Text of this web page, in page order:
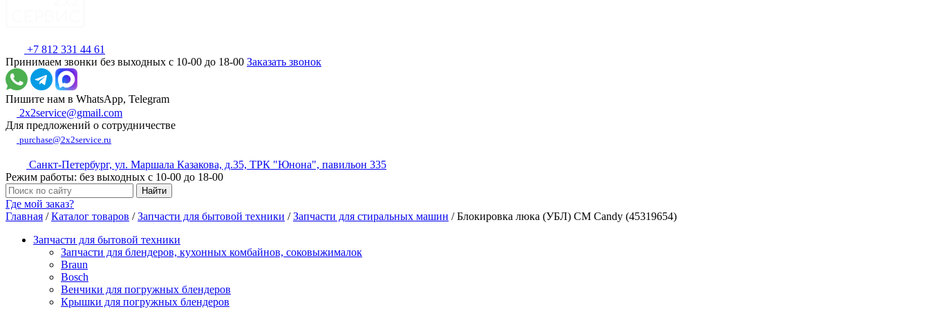
+7 812 331 44 61
Принимаем звонки без выходных с 10-00 до 18-00 Заказать звонок
Пишите нам в WhatsApp, Telegram
2x2service@gmail.com
Для предложений о сотрудничестве
purchase@2x2service.ru
Санкт-Петербург, ул. Маршала Казакова, д.35, ТРК "Юнона", павильон 335
Режим работы: без выходных с 10-00 до 18-00
Где мой заказ?
Главная /Каталог товаров /Запчасти для бытовой техники /Запчасти для стиральных машин /Блокировка люка (УБЛ) СМ Candy (45319654)
Запчасти для бытовой техники
Запчасти для блендеров, кухонных комбайнов, соковыжималок
Braun
Bosch
Венчики для погружных блендеров
Крышки для погружных блендеров